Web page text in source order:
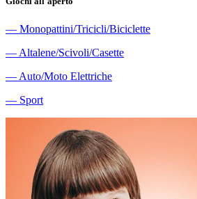
― Monopattini/Tricicli/Biciclette
― Altalene/Scivoli/Casette
― Auto/Moto Elettriche
― Sport